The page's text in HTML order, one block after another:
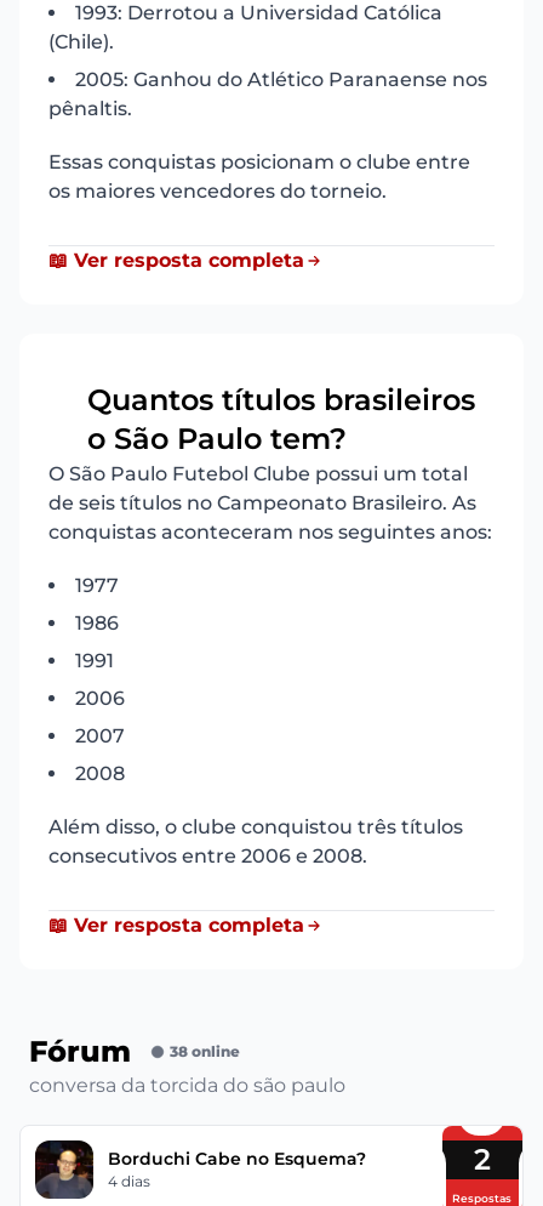
1993: Derrotou a Universidad Católica
(Chile).
2005: Ganhou do Atlético Paranaense nos
pênaltis.
Essas conquistas posicionam o clube entre
os maiores vencedores do torneio.
📖 Ver resposta completa
Quantos títulos brasileiros
o São Paulo tem?
O São Paulo Futebol Clube possui um total
de seis títulos no Campeonato Brasileiro. As
conquistas aconteceram nos seguintes anos:
1977
1986
1991
2006
2007
2008
Além disso, o clube conquistou três títulos
consecutivos entre 2006 e 2008.
📖 Ver resposta completa
Fórum 38 online
conversa da torcida do são paulo
Borduchi Cabe no Esquema?
4 dias
2
Respostas